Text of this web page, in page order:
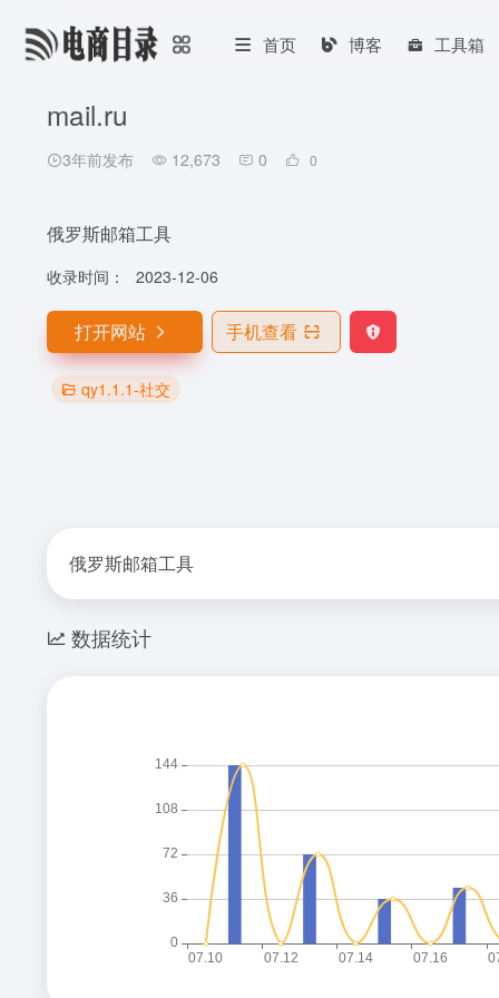
首页 博客 工具箱
mail.ru
3年前发布 12,673 0 0
俄罗斯邮箱工具
收录时间： 2023-12-06
打开网站 手机查看
qy1.1.1-社交
俄罗斯邮箱工具
数据统计